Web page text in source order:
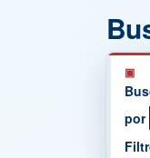
por